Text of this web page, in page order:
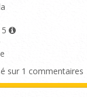
5
sur 1 commentaires